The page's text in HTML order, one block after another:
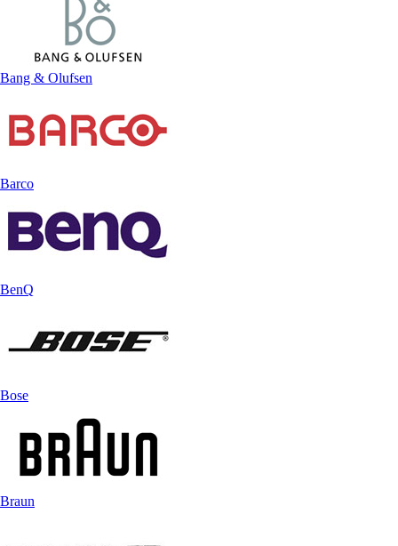
Bang & Olufsen
Barco
BenQ
Bose
Braun